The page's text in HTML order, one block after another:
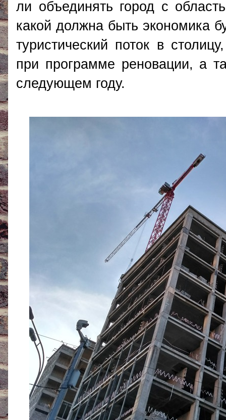
ли объединять город с
какой должна быть экономика
туристический поток в
при программе реновации, а
следующем году.